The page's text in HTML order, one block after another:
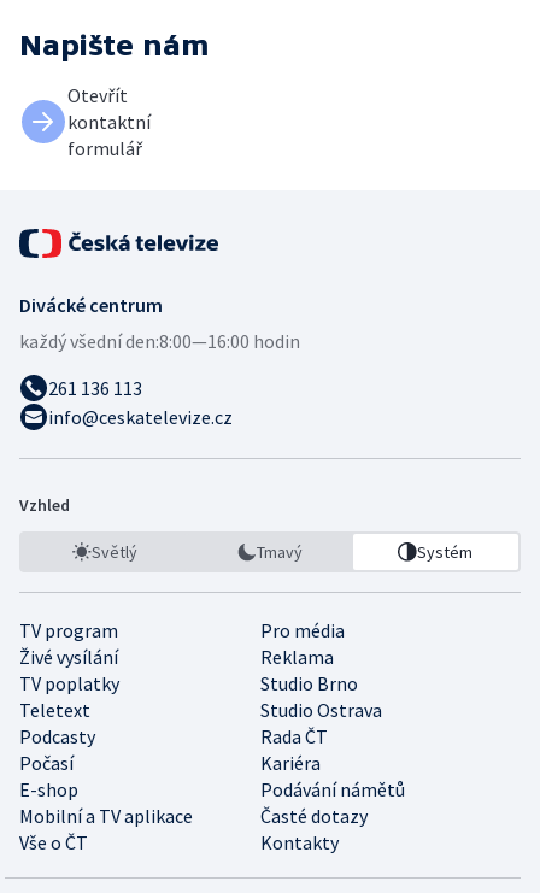
Napište nám
Otevřít
kontaktní
formulář
Divácké centrum
každý všední den:8:00—16:00 hodin
261 136 113
info@ceskatelevize.cz
Vzhled
Světlý Tmavý Systém
TV program
Pro média
Živé vysílání
Reklama
TV poplatky
Studio Brno
Teletext
Studio Ostrava
Podcasty
Rada ČT
Počasí
Kariéra
E-shop
Podávání námětů
Mobilní a TV aplikace
Časté dotazy
Vše o ČT
Kontakty